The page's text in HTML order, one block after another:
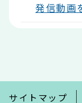
発信動画
で
サイトマップ